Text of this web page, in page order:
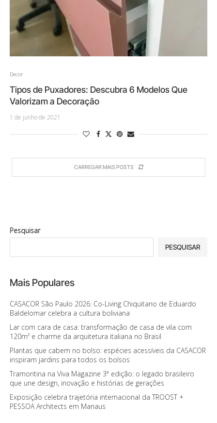
Decor
Tipos de Puxadores: Descubra 6 Modelos Que
Valorizam a Decoração
1 de junho de 2021
CARREGAR MAIS POSTS
Pesquisar
PESQUISAR
Mais Populares
CASACOR São Paulo 2026: Co-Living Chiquitano de Eduardo
Baldelomar celebra a cultura boliviana
Lar com cara de casa: transformação de casa de vila com
120m² e charme da arquitetura italiana no Brasil
Plantas que cabem no bolso: espécies acessíveis da CASACOR
inspiram jardins para todos os bolsos
Tramontina na Viva Magazine 3ª edição: o legado brasileiro
que une design, inovação e histórias de gerações
Exposição celebra trajetória internacional da TROOST +
PESSOA Architects em Manaus